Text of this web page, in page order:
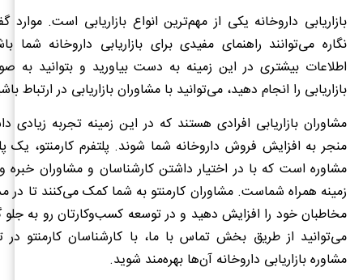
بازاریابی داروخانه یکی از مهم‌ترین انواع بازاریابی است.
نگاره می‌توانند راهنمای مفیدی برای بازاریابی داروخانه شما
اطلاعات بیشتری در این زمینه به دست بیاورید و بتوانید به
بازاریابی را انجام دهید، می‌توانید با مشاوران بازاریابی در ارتباط
مشاوران بازاریابی افرادی هستند که در این زمینه تجربه زیادی
منجر به افزایش فروش داروخانه شما شوند. پلتفرم کارمنتو، یک
مشاوره است که با در اختیار داشتن کارشناسان و مشاوران خبره
زمینه همراه شماست. مشاوران کارمنتو به شما کمک می‌کنند تا در
مخاطبان خود را افزایش دهید و در توسعه کسب‌وکارتان رو به جلو
می‌توانید از طریق بخش تماس با ما، با کارشناسان کارمنتو
مشاوره بازاریابی داروخانه آن‌ها بهره‌مند شوید.